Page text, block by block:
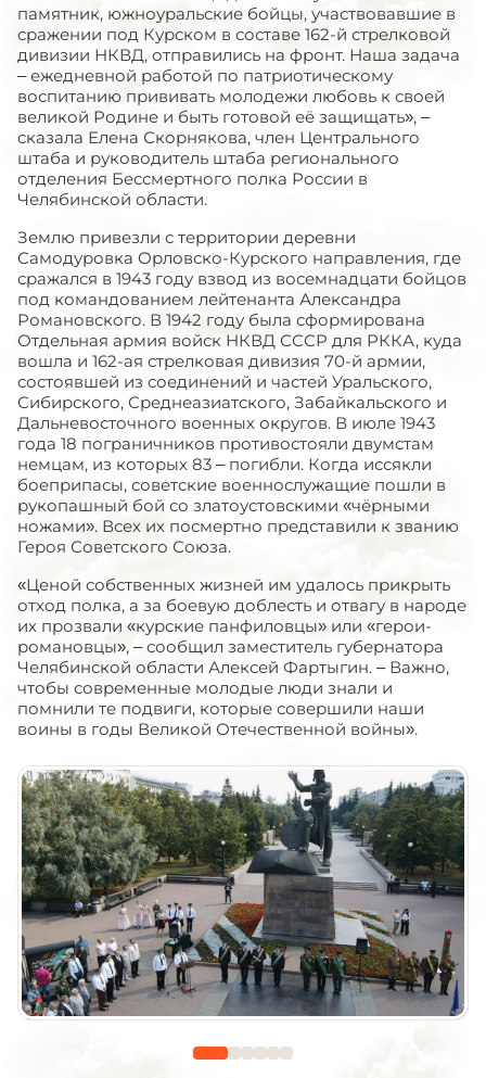
памятник, южноуральские бойцы, участвовавшие в
сражении под Курском в составе 162-й стрелковой
дивизии НКВД, отправились на фронт. Наша задача
– ежедневной работой по патриотическому
воспитанию прививать молодежи любовь к своей
великой Родине и быть готовой её защищать», –
сказала Елена Скорнякова, член Центрального
штаба и руководитель штаба регионального
отделения Бессмертного полка России в
Челябинской области.
Землю привезли с территории деревни
Самодуровка Орловско-Курского направления, где
сражался в 1943 году взвод из восемнадцати бойцов
под командованием лейтенанта Александра
Романовского. В 1942 году была сформирована
Отдельная армия войск НКВД СССР для РККА, куда
вошла и 162-ая стрелковая дивизия 70-й армии,
состоявшей из соединений и частей Уральского,
Сибирского, Среднеазиатского, Забайкальского и
Дальневосточного военных округов. В июле 1943
года 18 пограничников противостояли двумстам
немцам, из которых 83 – погибли. Когда иссякли
боеприпасы, советские военнослужащие пошли в
рукопашный бой со златоустовскими «чёрными
ножами». Всех их посмертно представили к званию
Героя Советского Союза.
«Ценой собственных жизней им удалось прикрыть
отход полка, а за боевую доблесть и отвагу в народе
их прозвали «курские панфиловцы» или «герои-
романовцы», – сообщил заместитель губернатора
Челябинской области Алексей Фартыгин. – Важно,
чтобы современные молодые люди знали и
помнили те подвиги, которые совершили наши
воины в годы Великой Отечественной войны».